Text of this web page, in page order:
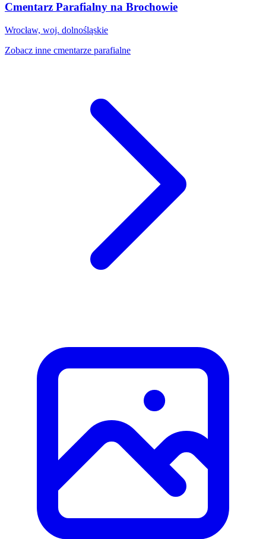
Cmentarz Parafialny na Brochowie
Wrocław, woj. dolnośląskie
Zobacz inne cmentarze parafialne